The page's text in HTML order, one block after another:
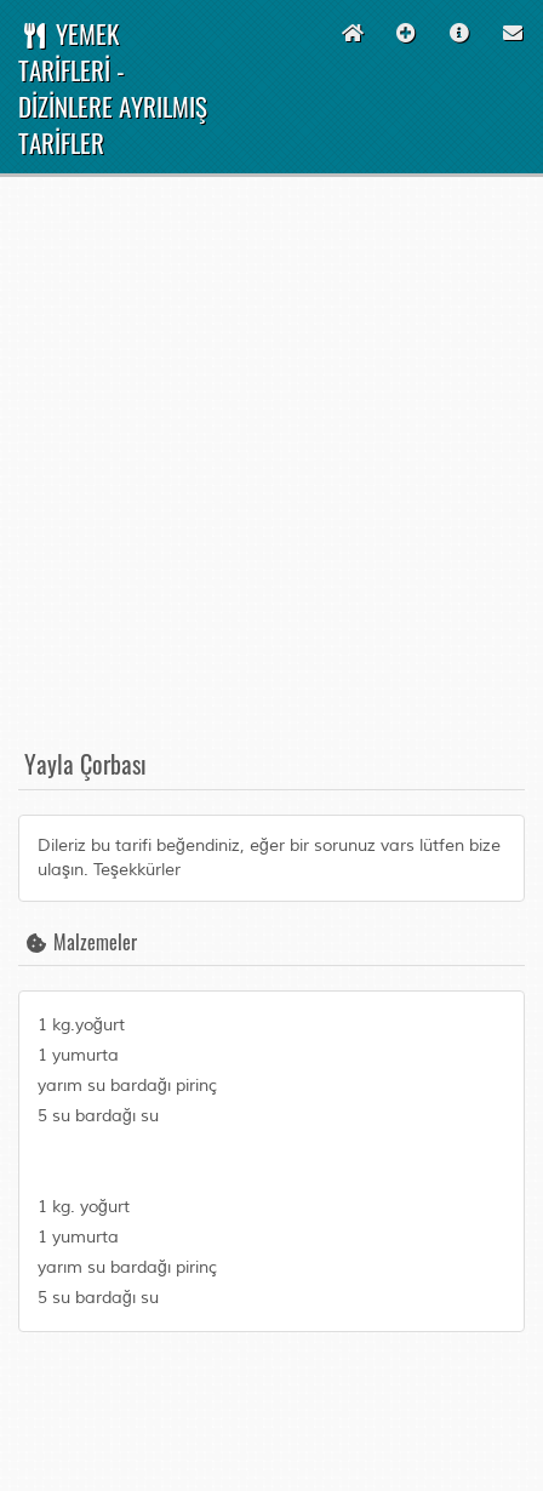
YEMEK
TARİFLERİ -
DİZİNLERE AYRILMIŞ
TARİFLER
Yayla Çorbası
Dileriz bu tarifi beğendiniz, eğer bir sorunuz vars lütfen bize
ulaşın. Teşekkürler
Malzemeler
1 kg.yoğurt
1 yumurta
yarım su bardağı pirinç
5 su bardağı su
1 kg. yoğurt
1 yumurta
yarım su bardağı pirinç
5 su bardağı su